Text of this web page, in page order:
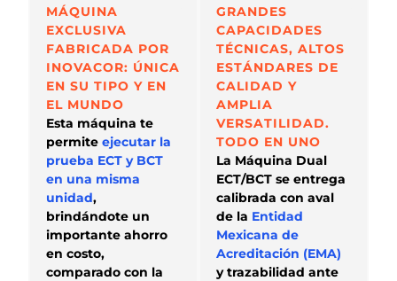
MÁQUINA
EXCLUSIVA
FABRICADA POR
INOVACOR: ÚNICA
EN SU TIPO Y EN
EL MUNDO
Esta máquina te
permite ejecutar la
prueba ECT y BCT
en una misma
unidad,
brindándote un
importante ahorro
en costo,
comparado con la
GRANDES
CAPACIDADES
TÉCNICAS, ALTOS
ESTÁNDARES DE
CALIDAD Y
AMPLIA
VERSATILIDAD.
TODO EN UNO
La Máquina Dual
ECT/BCT se entrega
calibrada con aval
de la Entidad
Mexicana de
Acreditación (EMA)
y trazabilidad ante